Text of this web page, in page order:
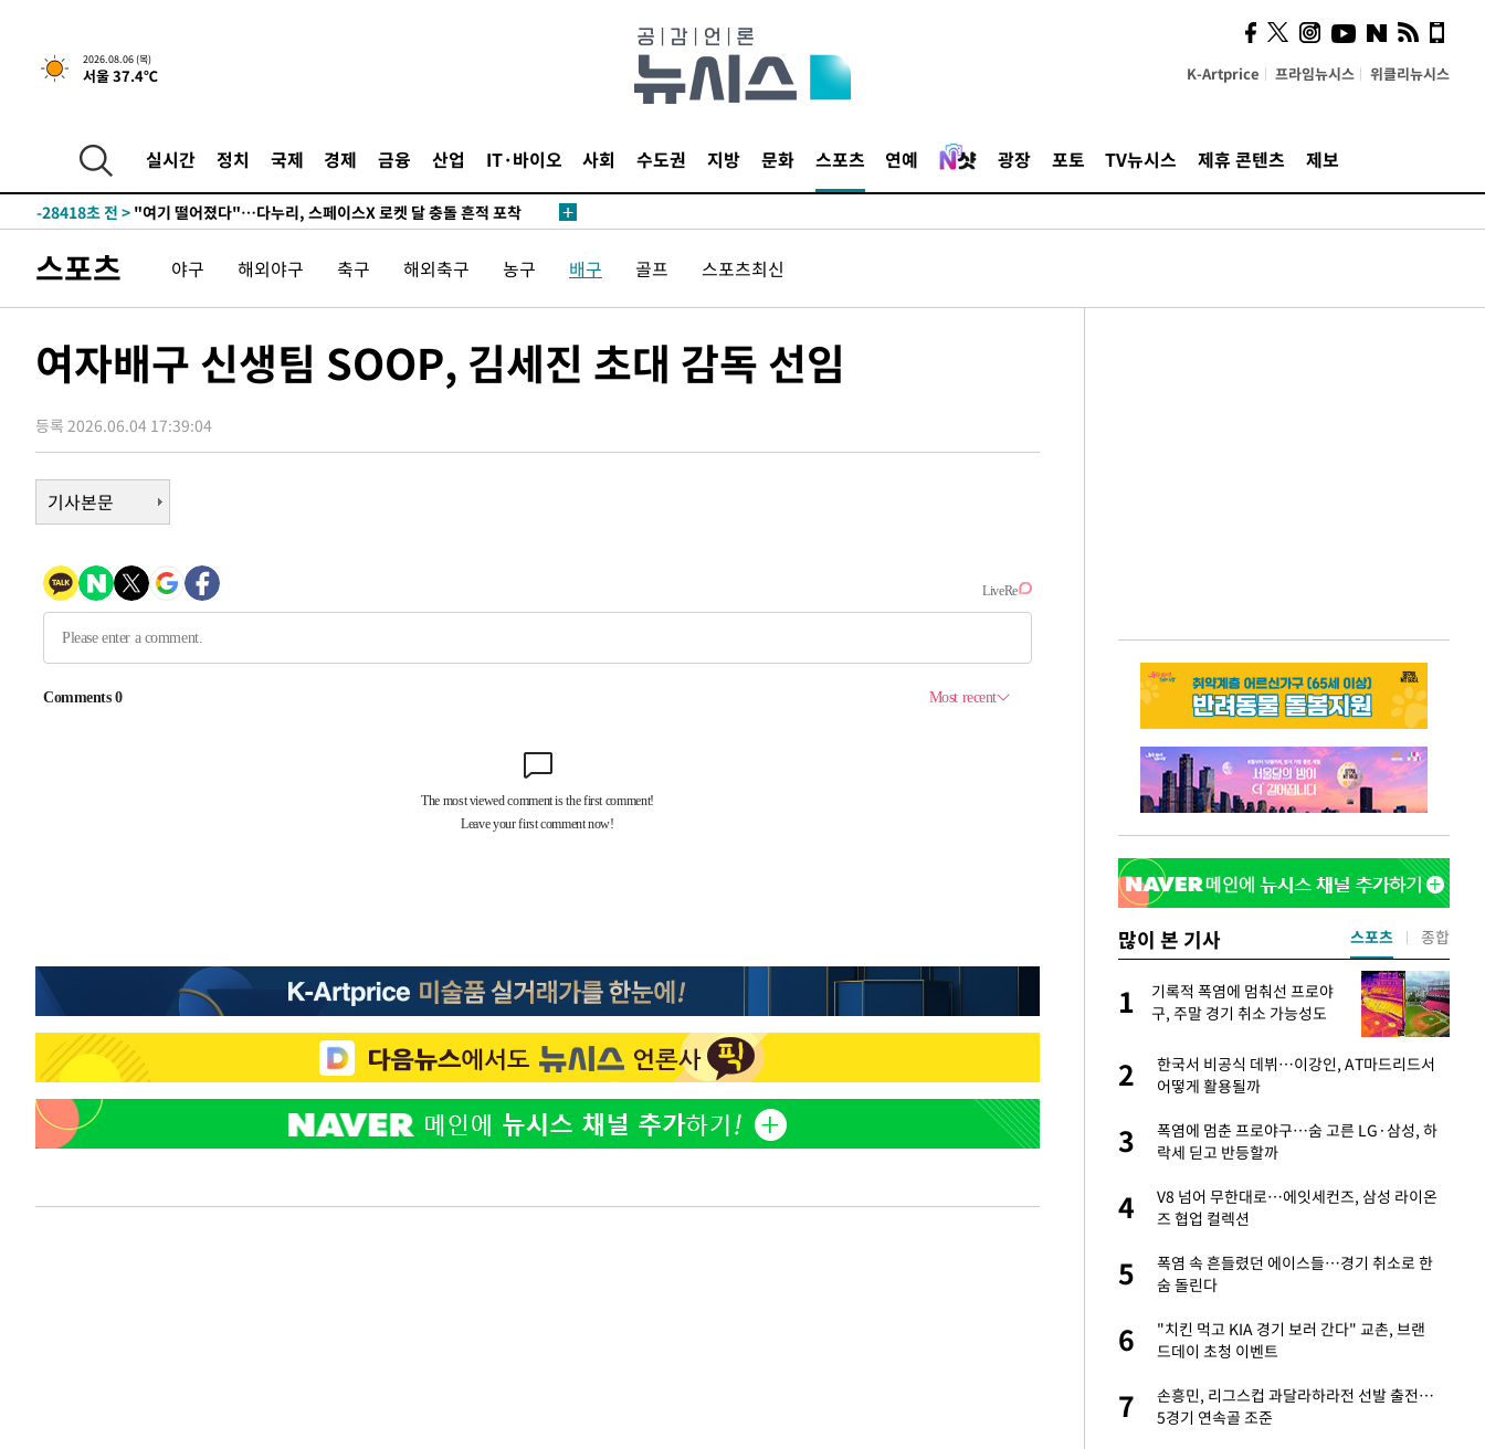
2026.08.06 (목)
서울 37.4℃ K-Artprice 프라임뉴시스 위클리뉴시스
실시간 정치 국제 경제 금융 산업 IT·바이오 사회 수도권 지방 문화 스포츠 연예 광장 포토 TV뉴시스 제휴 콘텐츠 제보
1시간 전 >[속보] 호르무즈 해협 이란-오만 협상 기대속 뉴욕증시 혼조 마감 다우
0.49%↑
-31024초 전 > [속보]코스닥, 800p 회복…0.26% 오른 801.67 마감
-30819초 전 >
[속보]원·달러 환율, 0.7원 내린 1423.8원 마감
-28418초 전 >
-25463초 전 > 손흥민, 5경기 연속골 실패…LAFC는 승부차기 끝 과달라하라 격파
-17701초 전 >
트럼프, 한국계 진보 주지사 후보 맹공…"공산주의가 최대 위협"
-17679초 전 >"美간섭에 합의 지연"…트럼프, '이란 호르무즈 통제권' 수용할까
-12896초 전 > [속보]경찰, '홍명보 선임 논란' 대한축구협회·축구회관 등 압수수
상
-12076초 전 >[속보]코스피 매도사이드카 발동…4%대 급락
-11348초 전 >[속보]전남광주 초대 시민추천 부시장에 백승주·윤난실
-8909초 전 >
-7476초 전 >[속보]코스닥, 2.15포인트(0.27%) 내린 797.44 출발
-3906초 전 > 6월 경상수지 497.3억 달러…두 달 연속 사상 최대
-3857초 전 >서울 낮 39도 '폭염중대경보'…40도 관측 가능성도
-1219초 전 >미 워싱턴주 스포캔 시의 통제불능 3개 산불, 방화선 일부 구축
0.49%↑
-31024초 전 >
"여기 떨어졌다"…다누리, 스페이스X 로켓 달 충돌 흔적 포착
손흥민, 5경기 연속골 실패…LAFC는 승부차기 끝 과달라하라 격파
-12896초 전 >
[속보]경찰, '홍명보 선임 논란' 대한축구협회·축구회관 등 압수수
색
-12283초 전 >[속보]산업장관 "美무역법 제301조 과잉생산 결과 발표 8월 중 예
-12076초 전 >
[속보]코스피 매도사이드카 발동…4%대 급락
-11348초 전 >[속보]전남광주 초대 시민추천 부시장에 백승주·윤난실
-8909초 전 >
서울 열대야 15일째 지속…비공식 '초열대야' 30도 넘어
-7476초 전 > [속보]코스닥, 2.15포인트(0.27%) 내린 797.44 출발
-3906초 전 >6월 경상수지 497.3억 달러…두 달 연속 사상 최대
스포츠 야구 해외야구 축구 해외축구 농구 배구 골프 스포츠최신
여자배구 신생팀 SOOP, 김세진 초대 감독 선임
등록 2026.06.04 17:39:04
기사본문
많이 본 기사
황기순 "원정 도박으로 전 재
산 잃고 필리핀 도피"
2
었는데…"
3
정부, 전 산업에 'AI 옷' 입힌다…AI 로봇 연
1000대 보급 추진
4
1
기록적 폭염에 멈춰선 프로야
구, 주말 경기 취소 가능성도
2
한국서 비공식 데뷔…이강인, AT마드리드서
어떻게 활용될까
3
폭염에 멈춘 프로야구…숨 고른 LG·삼성, 하
락세 딛고 반등할까
4
V8 넘어 무한대로…에잇세컨즈, 삼성 라이온
즈 협업 컬렉션
5
폭염 속 흔들렸던 에이스들…경기 취소로 한
숨 돌린다
6
"치킨 먹고 KIA 경기 보러 간다" 교촌, 브랜
드데이 초청 이벤트
7
손흥민, 리그스컵 과달라하라전 선발 출전…
5경기 연속골 조준
스포츠 종합